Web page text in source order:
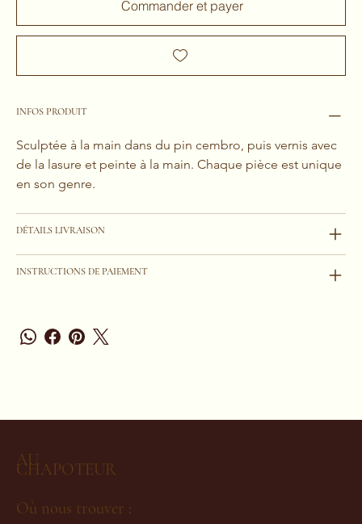
Commander et payer
INFOS PRODUIT
Sculptée à la main dans du pin cembro, puis vernis avec
de la lasure et peinte à la main. Chaque pièce est unique
en son genre.
DÉTAILS LIVRAISON
INSTRUCTIONS DE PAIEMENT
CHAPOTEUR
AU
Où nous trouver :